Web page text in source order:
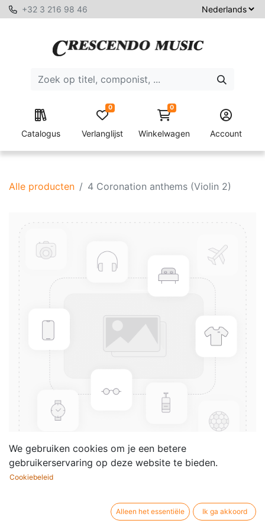
+32 3 216 98 46
Catalogus Verlanglijst
0 0
Winkelwagen Account
Alle producten 4 Coronation anthems (Violin 2)
4 Coronation anthems (Violin
We gebruiken cookies om je een betere
gebruikerservaring op deze website te bieden.
Cookiebeleid
Alleen het essentiële Ik ga akkoord